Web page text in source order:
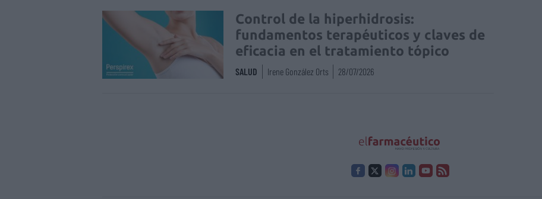
Control de la hiperhidrosis:
fundamentos terapéuticos y claves de
eficacia en el tratamiento tópico
SALUD Irene González Orts 28/07/2026